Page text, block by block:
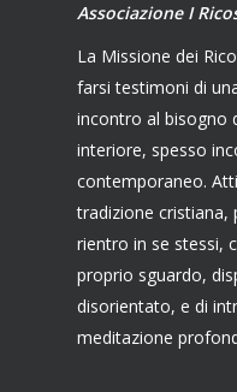
Associazione I
La Missione dei
farsi testimoni di
incontro al bisogno
interiore, spesso
contemporaneo.
tradizione
rientro in se stessi,
proprio sguardo,
disorientato, e di
meditazione